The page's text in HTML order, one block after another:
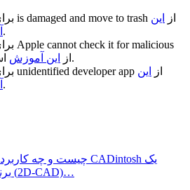
is damaged and move to trash از
این
استفاده کنید.
Apple cannot check it for malicious
از این آموزش
استفاده کنید.
unidentified developer app از
این
استفاده کنید.
برنامه طراحی دوبعدی (2D-CAD)…